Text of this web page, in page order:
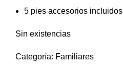
5 pies accesorios incluidos
Sin existencias
Categoría: Familiares